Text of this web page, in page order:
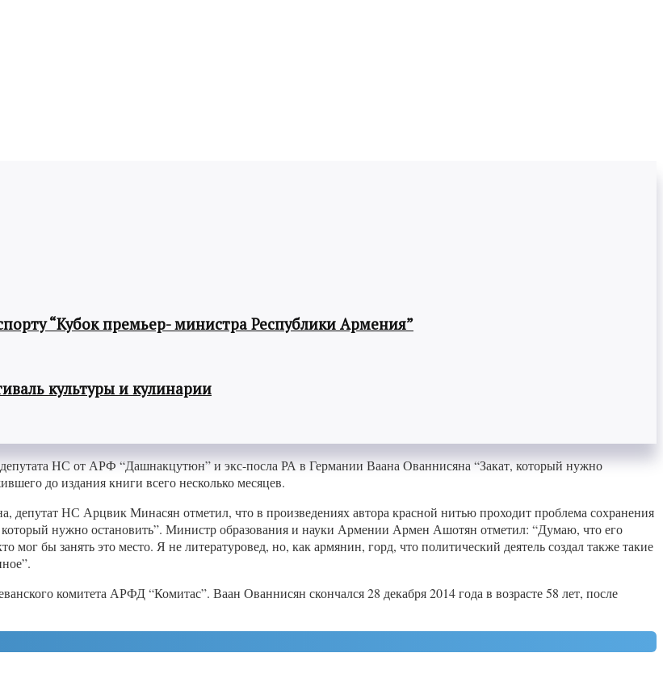
“Кубок премьер- министра Республики Армения”
культуры и кулинарии
депутата НС от АРФ “Дашнакцутюн” и экс-посла РА в Германии Ваана Ованнисяна “Закат, который нужно
до издания книги всего несколько месяцев.
депутат НС Арцвик Минасян отметил, что в произведениях автора красной нитью проходит проблема сохранения
который нужно остановить”. Министр образования и науки Армении Армен Ашотян отметил: “Думаю, что его
бы занять это место. Я не литературовед, но, как армянин, горд, что политический деятель создал также такие
комитета АРФД “Комитас”. Ваан Ованнисян скончался 28 декабря 2014 года в возрасте 58 лет, после